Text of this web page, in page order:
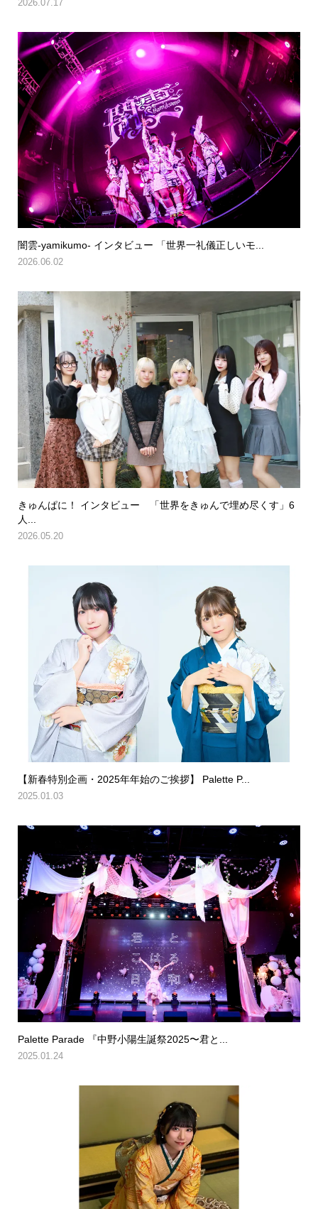
2026.07.17
闇雲-yamikumo- インタビュー 「世界一礼儀正しいモ...
2026.06.02
きゅんぱに！ インタビュー 「世界をきゅんで埋め尽くす」6
人...
2026.05.20
【新春特別企画・2025年年始のご挨拶】 Palette P...
2025.01.03
Palette Parade 『中野小陽生誕祭2025〜君と...
2025.01.24